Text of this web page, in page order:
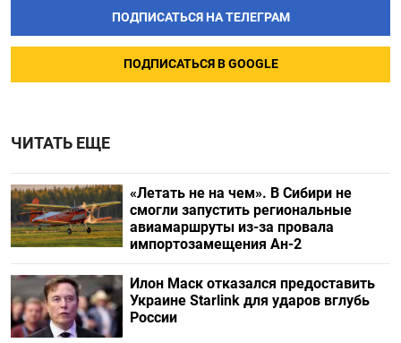
ПОДПИСАТЬСЯ НА ТЕЛЕГРАМ
ПОДПИСАТЬСЯ В GOOGLE
ЧИТАТЬ ЕЩЕ
«Летать не на чем». В Сибири не
смогли запустить региональные
авиамаршруты из-за провала
импортозамещения Ан-2
Илон Маск отказался предоставить
Украине Starlink для ударов вглубь
России